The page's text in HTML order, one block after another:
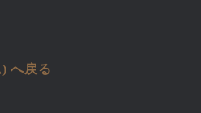
へ戻る